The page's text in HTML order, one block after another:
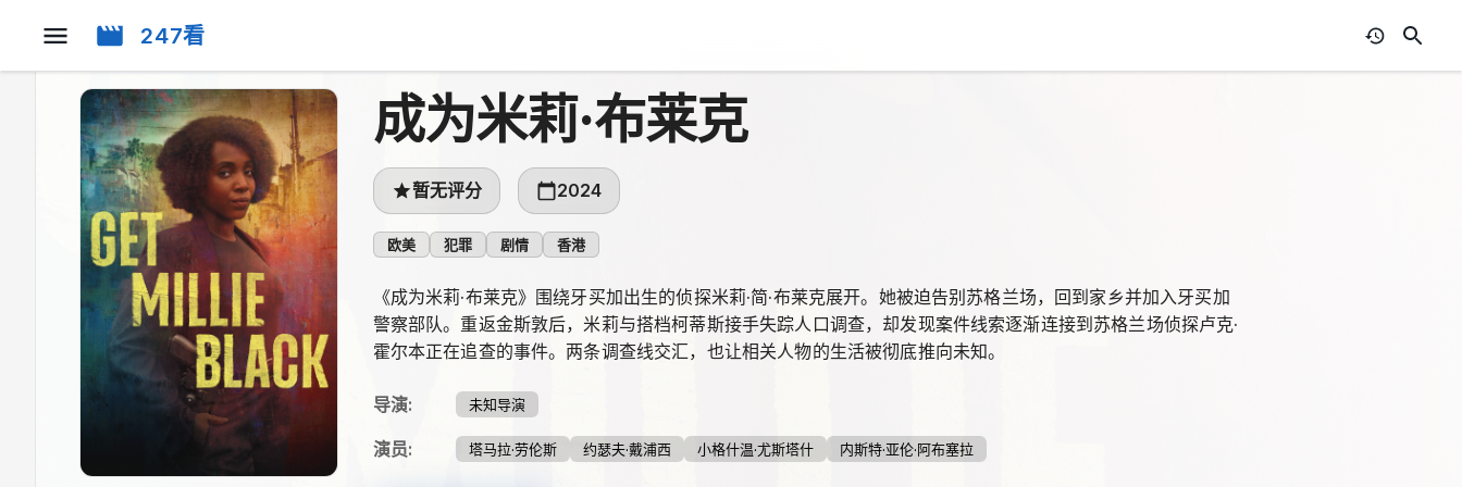
247看
成为米莉·布莱克
暂无评分 2024
欧美 犯罪 剧情 香港
《成为米莉·布莱克》围绕牙买加出生的侦探米莉·简·布莱克展开。她被迫告别苏格兰场，回到家乡并加入牙买加
警察部队。重返金斯敦后，米莉与搭档柯蒂斯接手失踪人口调查，却发现案件线索逐渐连接到苏格兰场侦探卢克·
霍尔本正在追查的事件。两条调查线交汇，也让相关人物的生活被彻底推向未知。
导演: 未知导演
演员: 塔马拉·劳伦斯 约瑟夫·戴浦西 小格什温·尤斯塔什 内斯特·亚伦·阿布塞拉